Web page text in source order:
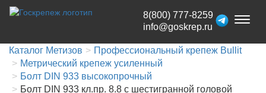
Toggle
8(800) 777-8259
info@goskrep.ru
Каталог Метизов
Профессиональный крепеж Bullit
Метрический крепеж усиленный
Болт DIN 933 высокопрочный
Болт DIN 933 кл.пр. 8.8 с шестигранной головой